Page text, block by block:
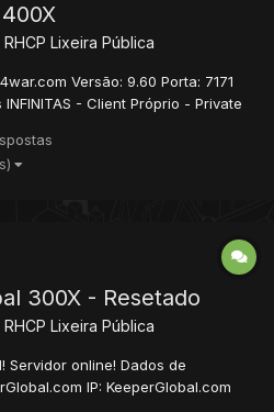
RHCP Lixeira Pública
Versão: 9.60 Porta: 7171
- Client Próprio - Private
Custom - UH por level (Healing
300X - Resetado
RHCP Lixeira Pública
Servidor online! Dados de
IP: KeeperGlobal.com